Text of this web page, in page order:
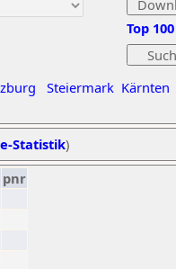
Steiermark Kärnten
Top 100
Statistik)
pnr